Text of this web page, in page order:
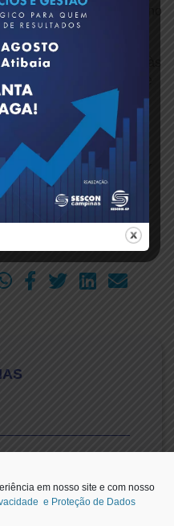
em nosso site e com nosso
e Proteção de Dados
pequenos negócios no
sábado, 3 de agosto, às
o programa pode ser
dos aplicativos da
pelo computador
TV!.